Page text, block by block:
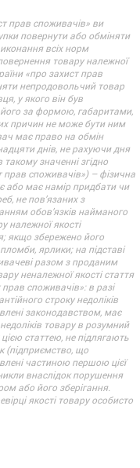
прав споживачів» ви
повернути або обміняти
всіх норм
товару належної
«про захист прав
непродовольчий товар
у якого він був
за формою, габаритами,
причин не може бути ним
має право на обмін
днів, не рахуючи дня
значенні згідно
прав споживачів») – фізична
або має намір придбати чи
не пов’язаних з
обов’язків найманого
належної якості
якщо збережено його
ярлики; на підставі
разом з проданим
неналежної якості стаття
споживачів»: в разі
строку недоліків
законодавством, має
товару в розумний
статтею, не підлягають
(підприємство, що
частиною першою цієї
внаслідок порушення
або його зберігання.
якості товару особисто